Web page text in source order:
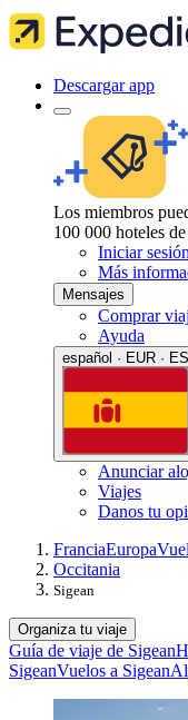
Descargar app
Los miembros
100 000 hoteles
Iniciar sesión
Más
Mensajes
Comprar
Ayuda
español · EUR · ES
Anunciar
Viajes
Danos tu
FranciaEuropa
Occitania
Sigean
Organiza tu viaje
Guía de viaje de Sigean
SigeanVuelos a Sigean